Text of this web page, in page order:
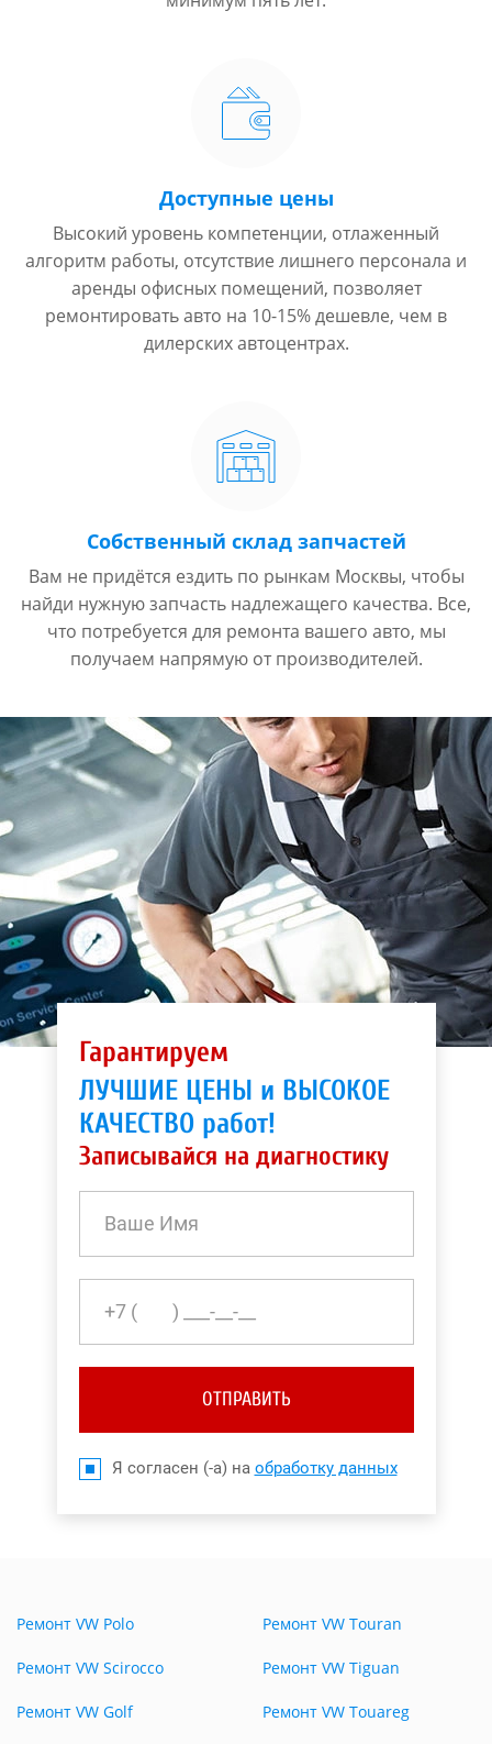
Доступные цены
Высокий уровень компетенции, отлаженный
алгоритм работы, отсутствие лишнего персонала и
аренды офисных помещений, позволяет
ремонтировать авто на 10-15% дешевле, чем в
дилерских автоцентрах.
Собственный склад запчастей
Вам не придётся ездить по рынкам Москвы, чтобы
найди нужную запчасть надлежащего качества. Все,
что потребуется для ремонта вашего авто, мы
получаем напрямую от производителей.
Гарантируем
ЛУЧШИЕ ЦЕНЫ и ВЫСОКОЕ
КАЧЕСТВО работ!
Записывайся на диагностику
ОТПРАВИТЬ
Я согласен (-а) на обработку данных
Ремонт VW Polo
Ремонт VW Scirocco
Ремонт VW Golf
Ремонт VW Touran
Ремонт VW Tiguan
Ремонт VW Touareg